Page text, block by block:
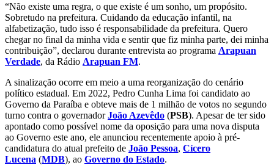
“Não existe uma regra, o que existe é um sonho, um propósito.
Sobretudo na prefeitura. Cuidando da educação infantil, na
alfabetização, tudo isso é responsabilidade da prefeitura. Quero
chegar no final da minha vida e sentir que fiz minha parte, dei minha
contribuição”, declarou durante entrevista ao programa Arapuan
Verdade, da Rádio Arapuan FM.
A sinalização ocorre em meio a uma reorganização do cenário
político estadual. Em 2022, Pedro Cunha Lima foi candidato ao
Governo da Paraíba e obteve mais de 1 milhão de votos no segundo
turno contra o governadorJoão Azevêdo (PSB). Apesar de ter sido
apontado como possível nome da oposição para uma nova disputa
ao Governo este ano, ele anunciou recentemente apoio à pré-
candidatura do atual prefeito de João Pessoa, Cícero
Lucena (MDB), ao Governo do Estado.